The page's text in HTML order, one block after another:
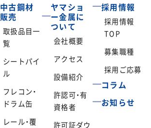
中古鋼材
販売
取扱品目一
覧
シートパイ
ル
フレコン・
ドラム缶
レール・覆
ヤマショ
ー金属に
ついて
会社概要
アクセス
設備紹介
許認可・有
資格者
許可証ダウ
採用情報
採用情報
TOP
募集職種
採用ご応募
コラム
お知らせ